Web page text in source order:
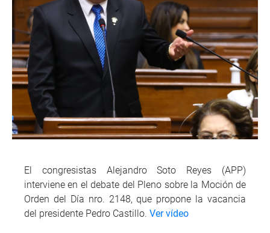
El congresistas Alejandro Soto Reyes (APP)
interviene en el debate del Pleno sobre la Moción de
Orden del Día nro. 2148, que propone la vacancia
del presidente Pedro Castillo. Ver vídeo